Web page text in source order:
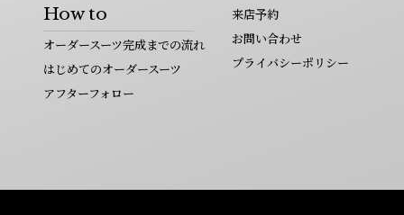
How to
オーダースーツ完成までの流れ
はじめてのオーダースーツ
アフターフォロー
来店予約
お問い合わせ
プライバシーポリシー